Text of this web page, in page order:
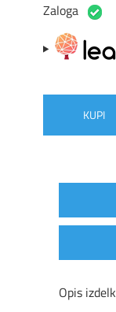
Zaloga
KUPI
Opis